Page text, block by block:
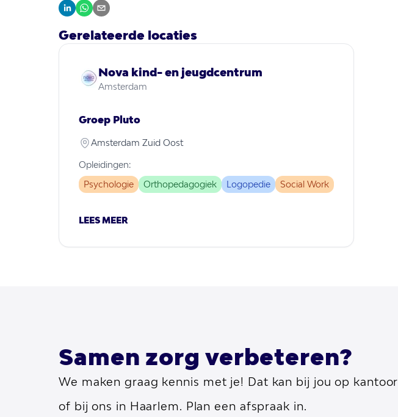
Gerelateerde locaties
Nova kind- en jeugdcentrum
Amsterdam
Groep Pluto
Amsterdam Zuid Oost
Opleidingen:
Psychologie
Orthopedagogiek Logopedie Social Work
LEES MEER
Samen zorg verbeteren?
We maken graag kennis met je! Dat kan bij jou op kantoor
of bij ons in Haarlem. Plan een afspraak in.